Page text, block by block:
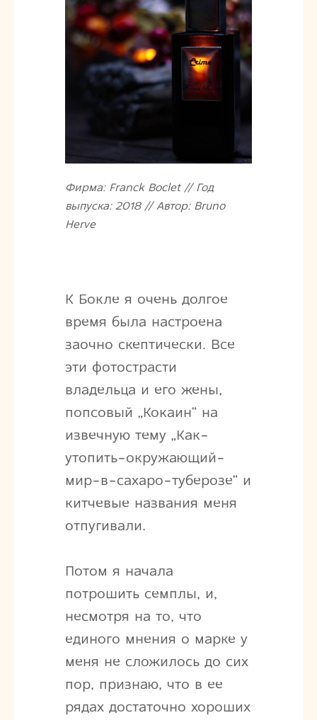
Фирма: Franck Boclet // Год
выпуска: 2018 // Автор: Bruno
Herve
К Бокле я очень долгое
время была настроена
заочно скептически. Все
эти фотострасти
владельца и его жены,
попсовый „Кокаин“ на
извечную тему „Как-
утопить-окружающий-
мир-в-сахаро-туберозе“ и
китчевые названия меня
отпугивали.
Потом я начала
потрошить семплы, и,
несмотря на то, что
единого мнения о марке у
меня не сложилось до сих
пор, признаю, что в ее
рядах достаточно хороших